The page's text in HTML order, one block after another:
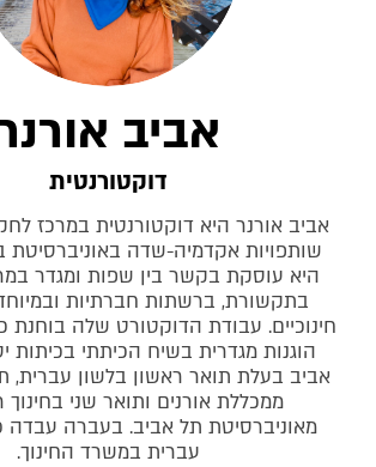
אביב
דוקטורנטית
אביב אורנר היא דוקטורנטית במרכז
שותפויות אקדמיה-שדה באוניברסיטת בן
היא עוסקת בקשר בין שפות ומגדר
בתקשורת, ברשתות חברתיות
חינוכיים. עבודת הדוקטורט שלה בוחנת
הוגנות מגדרית בשיח הכיתתי בכיתות
אביב בעלת תואר ראשון בלשון עברית,
ממכללת אורנים ותואר שני בחינוך
מאוניברסיטת תל אביב. בעברה עבדה
עברית במשרד החינוך.